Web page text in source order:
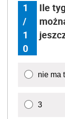
1
/
1
0
Ile
nie ma
3